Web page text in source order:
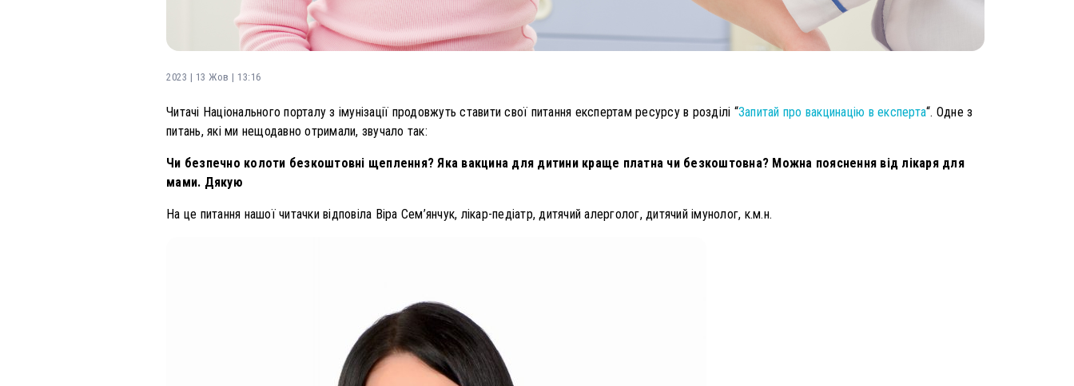
2023 | 13 Жов | 13:16
Читачі Національного порталу з імунізації продовжуть ставити свої питання експертам ресурсу в розділі “Запитай про вакцинацію в експерта“. Одне з
питань, які ми нещодавно отримали, звучало так:
Чи безпечно колоти безкоштовні щеплення? Яка вакцина для дитини краще платна чи безкоштовна? Можна пояснення від лікаря для
мами. Дякую
На це питання нашої читачки відповіла Віра Сем’янчук, лікар-педіатр, дитячий алерголог, дитячий імунолог, к.м.н.